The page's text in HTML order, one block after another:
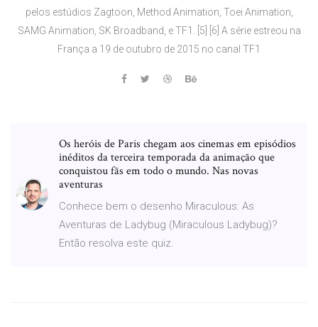
pelos estúdios Zagtoon, Method Animation, Toei Animation,
SAMG Animation, SK Broadband, e TF1. [5] [6] A série estreou na
França a 19 de outubro de 2015 no canal TF1
Os heróis de Paris chegam aos cinemas em episódios
inéditos da terceira temporada da animação que
conquistou fãs em todo o mundo. Nas novas
aventuras
Conhece bem o desenho Miraculous: As
Aventuras de Ladybug (Miraculous Ladybug)?
Então resolva este quiz.